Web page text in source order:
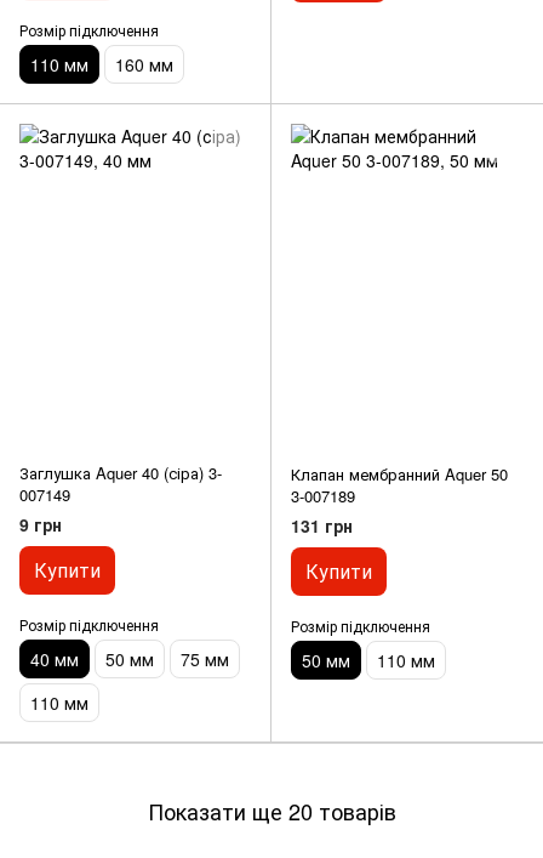
Розмір підключення
110 мм 160 мм
Заглушка Aquer 40 (сіра) 3-
007149
9 грн
Купити
Розмір підключення
40 мм 50 мм
75 мм
110 мм
Клапан мембранний Aquer 50
3-007189
131 грн
Купити
Розмір підключення
50 мм 110 мм
Показати ще 20 товарів